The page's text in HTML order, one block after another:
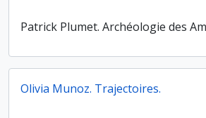
Patrick Plumet. Archéologie des
Olivia Munoz. Trajectoires.